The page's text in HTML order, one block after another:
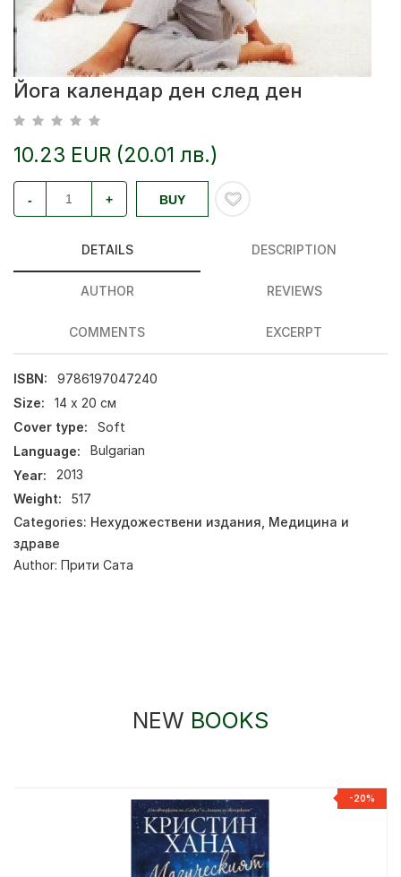
Йога календар ден след ден
10.23 EUR (20.01 лв.)
- + BUY
DETAILS DESCRIPTION
AUTHOR REVIEWS
COMMENTS EXCERPT
ISBN:
9786197047240
Size:
14 х 20 см
Cover type:
Soft
Language:
Bulgarian
Year:
2013
Weight:
517
Categories: Нехудожествени издания Медицина и
здраве
Author: Прити Сата
NEW BOOKS
-20%